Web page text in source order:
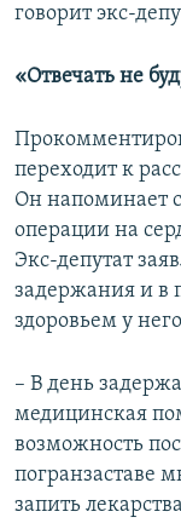
говорит экс-
«Отвечать не
переходит к
Он напоминает
операции на
Экс-депутат
задержания и в
здоровьем у
– В день
медицинская
возможность
погранзаставе
запить